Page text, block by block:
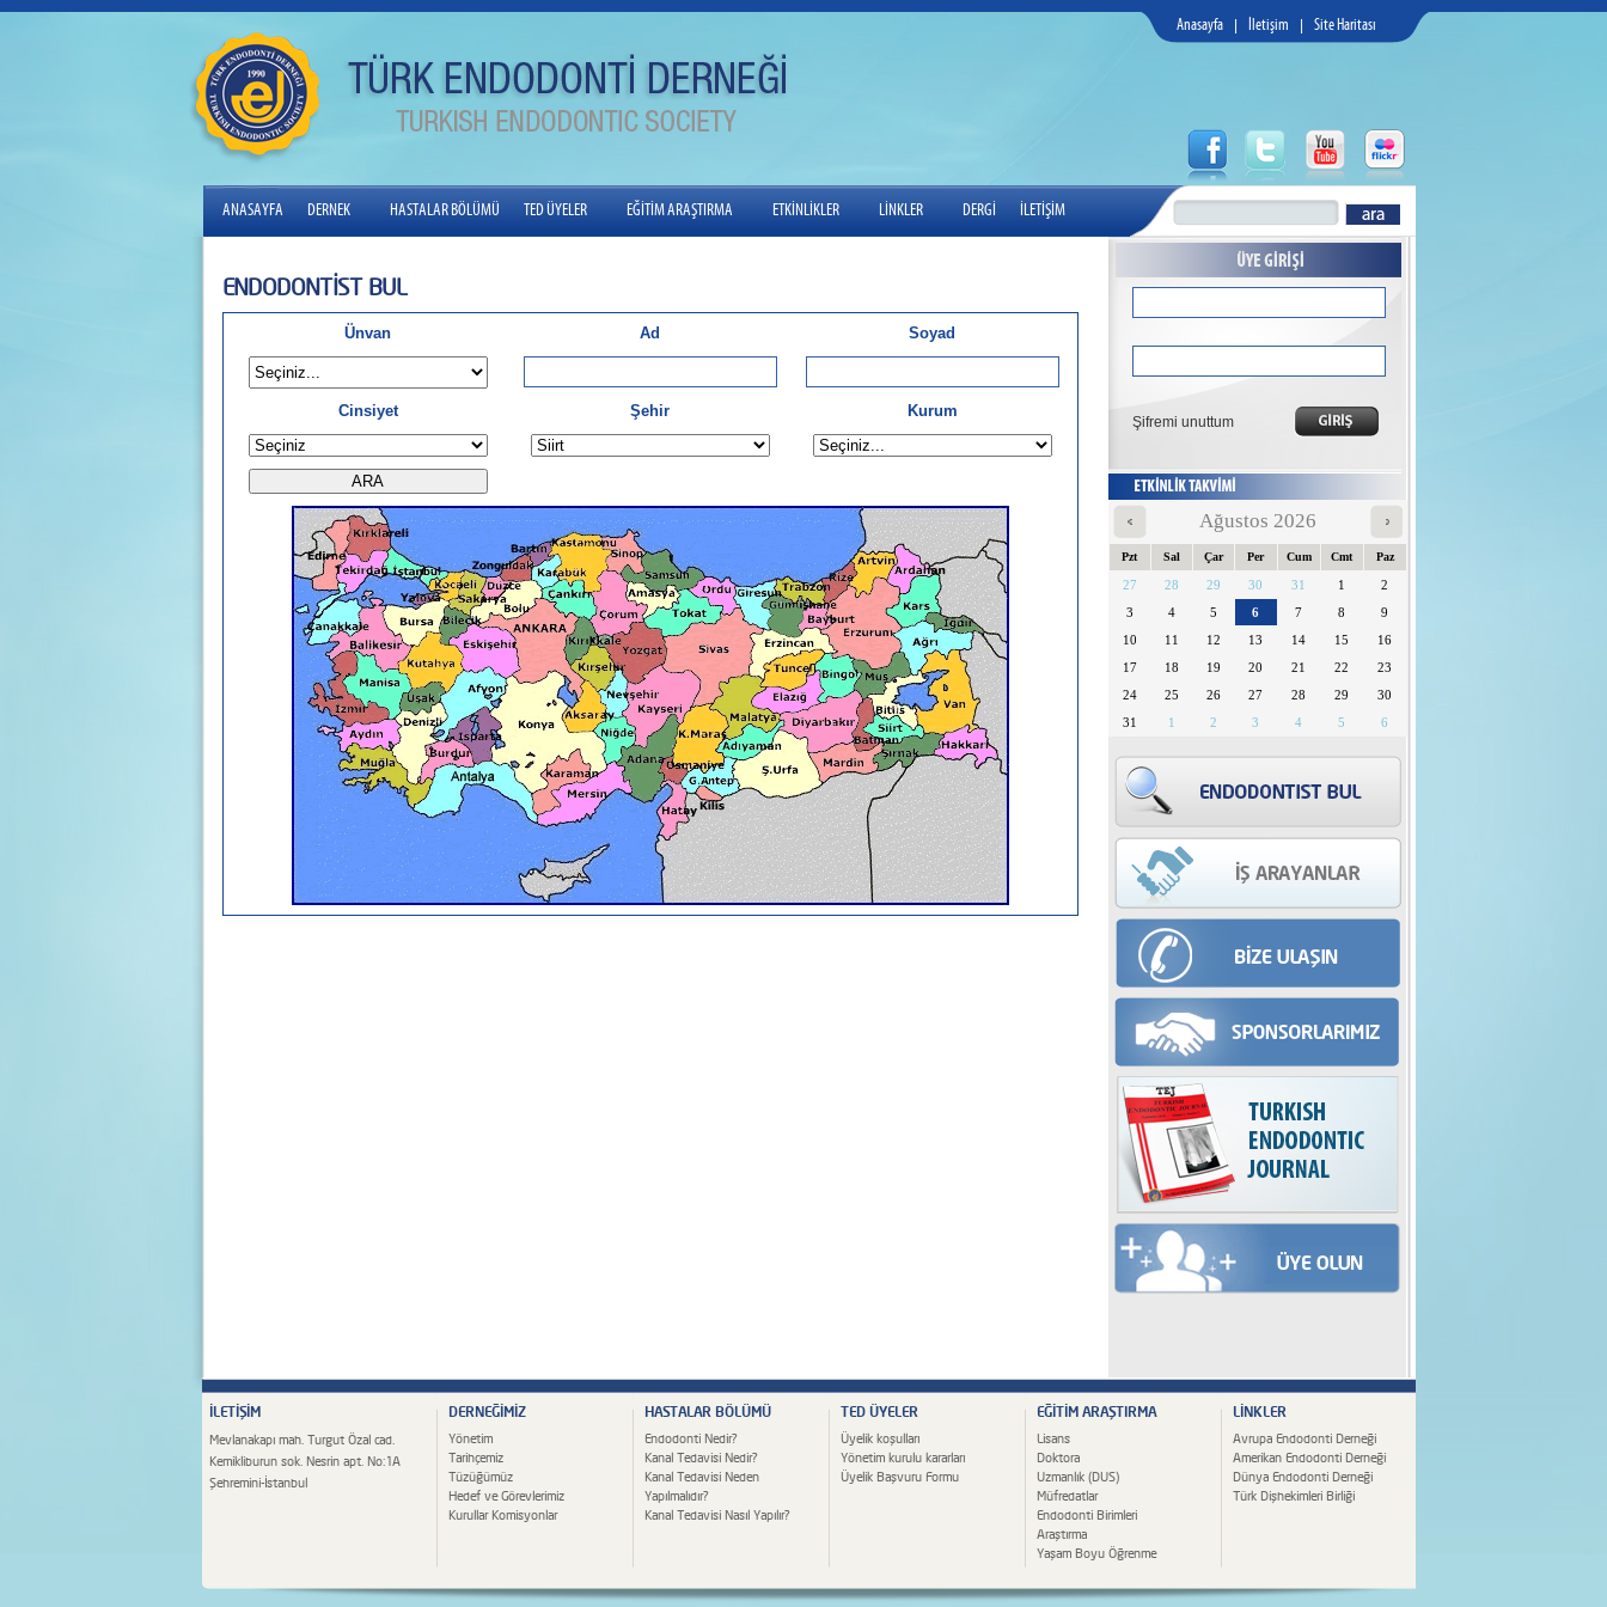
Anasayfa İletişim Site Haritası
ANASAYFA DERNEK HASTALAR BÖLÜMÜ TED ÜYELER EĞİTİM ARAŞTIRMA ETKİNLİKLER LİNKLER DERGİ İLETİŞİM
ENDODONTİST BUL
Ünvan Ad Soyad
Cinsiyet Şehir Kurum
Şifremi unuttum
Ağustos 2026
Pzt Sal Çar Per Cum Cmt Paz
27 28 29 30 31 1
2
3
4 5 6 7 8
9
10
11 12 13 14 15
16
17
18 19 20 21 22
23
24
25 26 27 28 29
30
31
1 2 3 4 5 6
İLETİŞİM
Mevlanakapı mah. Turgut Özal cad.
Kemikliburun sok. Nesrin apt. No:1A
Şehremini-İstanbul
DERNEĞİMİZ
Yönetim
Tarihçemiz
Tüzüğümüz
Hedef ve Görevlerimiz
Kurullar Komisyonlar
HASTALAR BÖLÜMÜ
Endodonti Nedir?
Kanal Tedavisi Nedir?
Kanal Tedavisi Neden
Yapılmalıdır?
Kanal Tedavisi Nasıl Yapılır?
TED ÜYELER
Üyelik koşulları
Yönetim kurulu kararları
Üyelik Başvuru Formu
EĞİTİM ARAŞTIRMA
Lisans
Doktora
Uzmanlık (DUS)
Müfredatlar
Endodonti Birimleri
Araştırma
Yaşam Boyu Öğrenme
LİNKLER
Avrupa Endodonti Derneği
Amerikan Endodonti Derneği
Dünya Endodonti Derneği
Türk Dişhekimleri Birliği